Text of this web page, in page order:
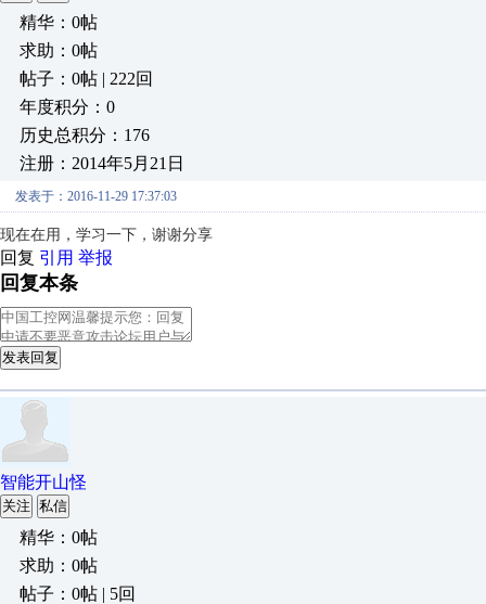
精华：0帖
求助：0帖
帖子：0帖 | 222回
年度积分：0
历史总积分：176
注册：2014年5月21日
发表于：2016-11-29 17:37:03
现在在用，学习一下，谢谢分享
回复 引用 举报
回复本条
发表回复
智能开山怪
关注 私信
精华：0帖
求助：0帖
帖子：0帖 | 5回